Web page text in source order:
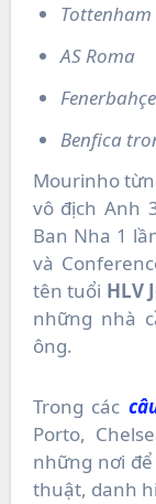
AS Roma
Fenerbahçe
Benfica
Mourinho
vô địch Anh
Ban Nha 1
và
tên tuổi HLV
những nhà
ông.
Trong các
Porto,
những nơi
thuật, danh